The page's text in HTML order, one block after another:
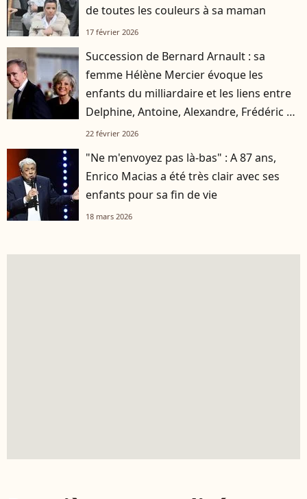
de toutes les couleurs à sa maman
17 février 2026
Succession de Bernard Arnault : sa
femme Hélène Mercier évoque les
enfants du milliardaire et les liens entre
Delphine, Antoine, Alexandre, Frédéric et
Jean
22 février 2026
"Ne m'envoyez pas là-bas" : A 87 ans,
Enrico Macias a été très clair avec ses
enfants pour sa fin de vie
18 mars 2026